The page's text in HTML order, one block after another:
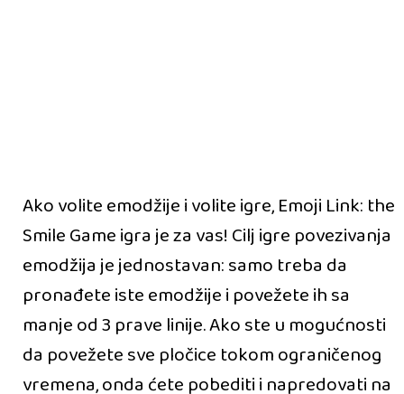
Ako volite emodžije i volite igre, Emoji Link: the
Smile Game igra je za vas! Cilj igre povezivanja
emodžija je jednostavan: samo treba da
pronađete iste emodžije i povežete ih sa
manje od 3 prave linije. Ako ste u mogućnosti
da povežete sve pločice tokom ograničenog
vremena, onda ćete pobediti i napredovati na